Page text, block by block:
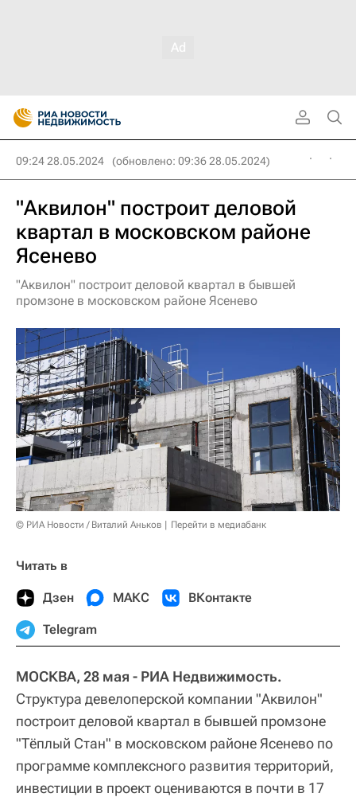
09:24 28.05.2024 (обновлено: 09:36 28.05.2024)
"Аквилон" построит деловой
квартал в московском районе
Ясенево
"Аквилон" построит деловой квартал в бывшей
промзоне в московском районе Ясенево
© РИА Новости / Виталий Аньков Перейти в медиабанк
Читать в
Дзен МАКС ВКонтакте
Telegram
МОСКВА, 28 мая - РИА Недвижимость.
Структура девелоперской компании "Аквилон"
построит деловой квартал в бывшей промзоне
"Тёплый Стан" в московском районе Ясенево по
программе комплексного развития территорий,
инвестиции в проект оцениваются в почти в 17